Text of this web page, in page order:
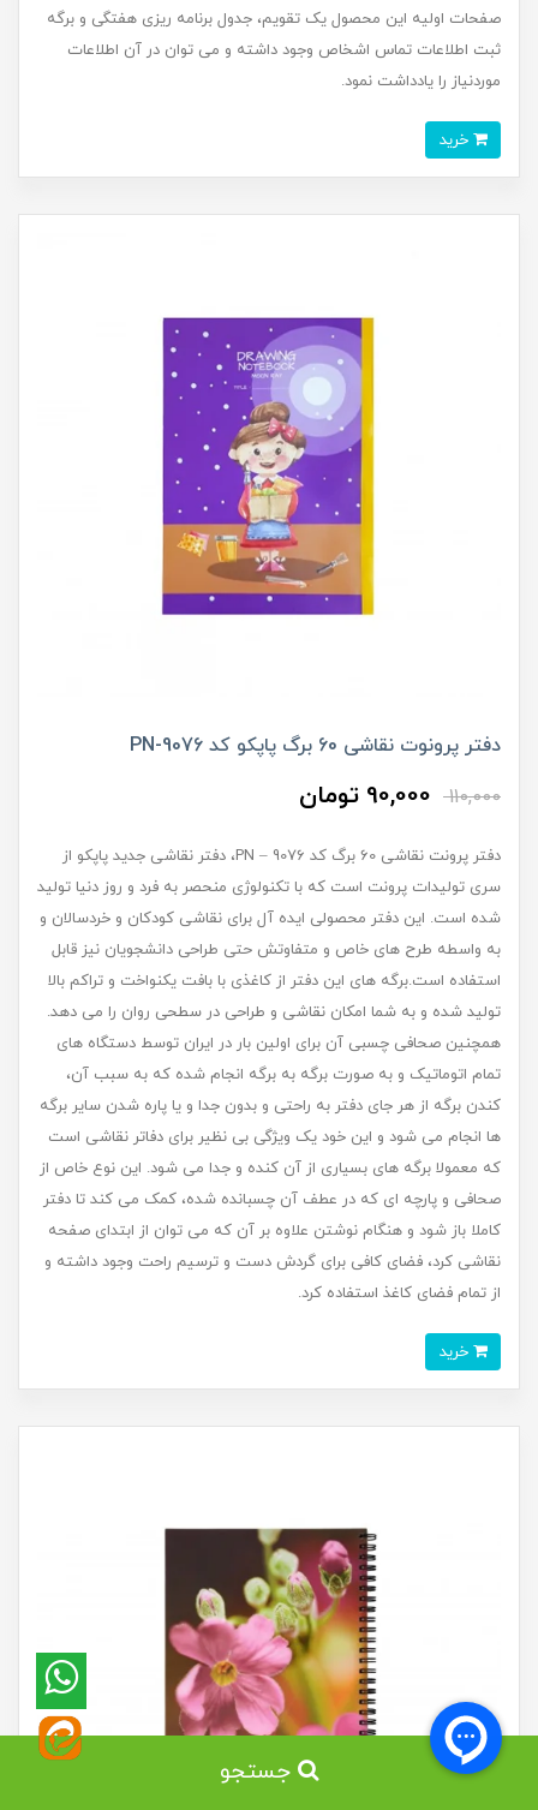
صفحات اولیه این محصول یک تقویم، جدول برنامه ریزی هفتگی و برگه
ثبت اطلاعات تماس اشخاص وجود داشته و می توان در آن اطلاعات
موردنیاز را یادداشت نمود.
دفتر پرونوت نقاشی 60 برگ پاپکو کد PN-9076
110,000
90,000 تومان
دفتر پرونت نقاشی 60 برگ کد PN – 9076، دفتر نقاشی جدید پاپکو از
سری تولیدات پرونت است که با تکنولوژی منحصر به فرد و روز دنیا تولید
شده است. این دفتر محصولی ایده آل برای نقاشی کودکان و خردسالان و
به واسطه طرح های خاص و متفاوتش حتی طراحی دانشجویان نیز قابل
استفاده است.برگه های این دفتر از کاغذی با بافت یکنواخت و تراکم بالا
تولید شده و به شما امکان نقاشی و طراحی در سطحی روان را می دهد.
همچنین صحافی چسبی آن برای اولین بار در ایران توسط دستگاه های
تمام اتوماتیک و به صورت برگه به برگه انجام شده که به سبب آن،
کندن برگه از هر جای دفتر به راحتی و بدون جدا و یا پاره شدن سایر برگه
ها انجام می شود و این خود یک ویژگی بی نظیر برای دفاتر نقاشی است
که معمولا برگه های بسیاری از آن کنده و جدا می شود. این نوع خاص از
صحافی و پارچه ای که در عطف آن چسبانده شده، کمک می کند تا دفتر
کاملا باز شود و هنگام نوشتن علاوه بر آن که می توان از ابتدای صفحه
نقاشی کرد، فضای کافی برای گردش دست و ترسیم راحت وجود داشته و
از تمام فضای کاغذ استفاده کرد.